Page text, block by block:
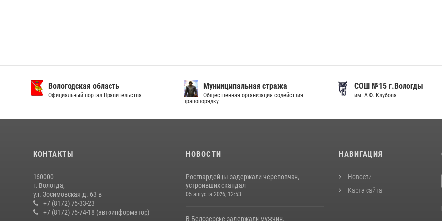
Вологодская область
Официальный портал Правительства
Мунииципальная стража
Общественная организация содействия
правопорядку
СОШ №15 г.Вологды
им. А.Ф. Клубова
КОНТАКТЫ
160000
г. Вологда,
ул. Зосимовская д. 63 в
+7 (8172) 75-33-23
+7 (8172) 75-74-18 (автоинформатор)
НОВОСТИ
Росгвардейцы задержали череповчан,
устроивших скандал
05 августа 2026, 12:53
В Белозерске задержали мужчин,
НАВИГАЦИЯ
Новости
Карта сайта